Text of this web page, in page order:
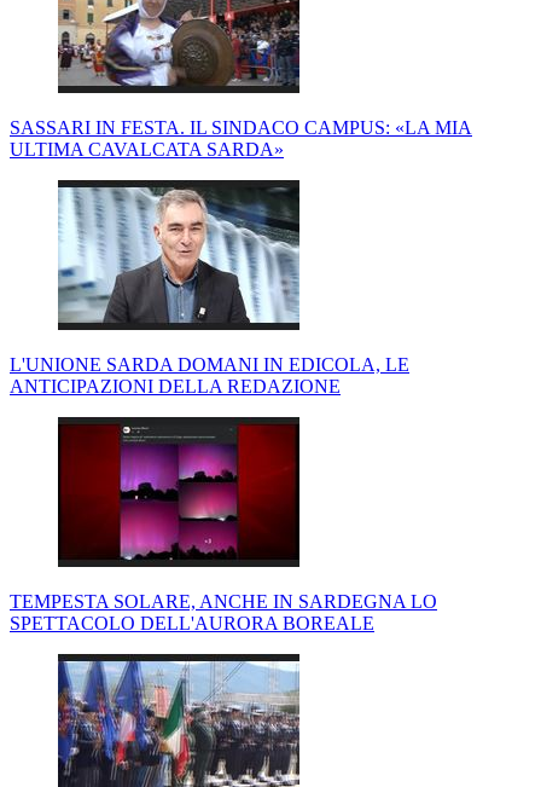
SASSARI IN FESTA. IL SINDACO CAMPUS: «LA MIA
ULTIMA CAVALCATA SARDA»
L'UNIONE SARDA DOMANI IN EDICOLA, LE
ANTICIPAZIONI DELLA REDAZIONE
TEMPESTA SOLARE, ANCHE IN SARDEGNA LO
SPETTACOLO DELL'AURORA BOREALE